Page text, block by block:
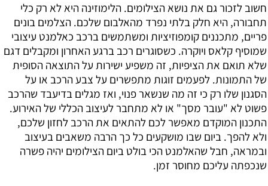
חשוב לזכור גם את נושא הצילומים. הלימוזינה היא לא רק כלי
תחבורה, היא חלק בלתי נפרד מהאלבום שלכם. הצלמים בונים
פריים, מתכננים קומפוזיציות ומשתמשים ברכב כאלמנט עיצובי
שמוסיף קלאס ויוקרה. כשסוגרים רכב ברגע האחרון ומקבלים דגם
שלא תואם את הציפיות, זה משפיע ישירות על התוצאה הסופית
של התמונות. לפעמים זוגות מתפשרים על צבע הרכב או על
הסגנון שלו רק כי זה מה שנשאר פנוי, ואז מגלים בדיעבד שהרכב
פשוט לא "עובר מסך" או לא מתחבר לעיצוב הכללי של האירוע.
התכנון המוקדם מאפשר לכם להתאים את הרכב לחזון שלכם,
ולא להפך. ביום שבו מושקעים כל כך הרבה משאבים בעיצוב
ובמראה, חבל שהאלמנט הכי בולט ביום הצילומים יהיה פשרה
שנכפתה עליכם מחוסר זמן.